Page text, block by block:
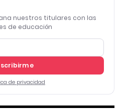
nuestros titulares con las
de educación
de privacidad